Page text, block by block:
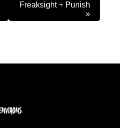
Freaksight + Punish
»